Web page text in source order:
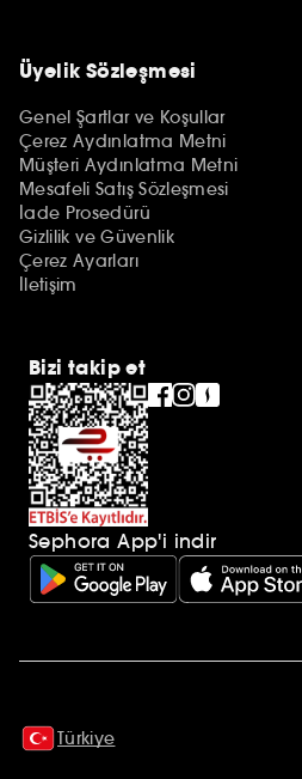
Üyelik Sözleşmesi
Genel Şartlar ve Koşullar
Çerez Aydınlatma Metni
Müşteri Aydınlatma Metni
Mesafeli Satış Sözleşmesi
İade Prosedürü
Gizlilik ve Güvenlik
Çerez Ayarları
İletişim
Bizi takip et
Sephora App'i indir
Türkiye